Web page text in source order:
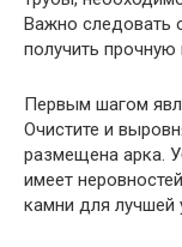
Важно следовать
получить
Первым шагом
Очистите и
размещена арка.
имеет
камни для лучшей